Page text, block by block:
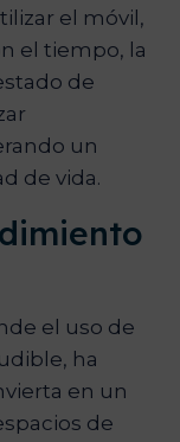
el móvil,
el tiempo, la
de
un
de vida.
el uso de
ha
en un
de